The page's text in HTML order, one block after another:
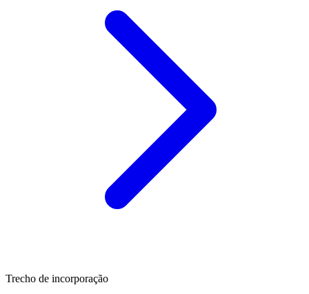
Trecho de incorporação